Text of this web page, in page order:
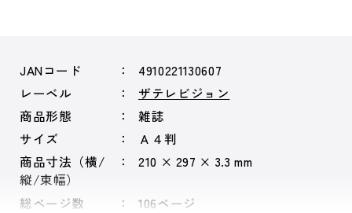
JANコード
4910221130607
レーベル
ザテレビジョン
商品形態
雑誌
サイズ
Ａ４判
商品寸法（横/
縦/束幅）
210 × 297 × 3.3 mm
総ページ数 106ページ